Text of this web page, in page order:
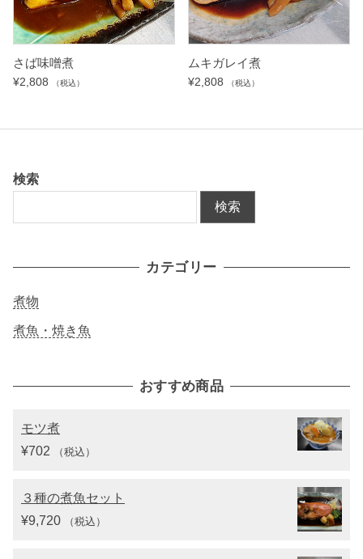
さば味噌煮
¥2,808 （税込）
ムキガレイ煮
¥2,808 （税込）
検索
検索
カテゴリー
煮物
煮魚・焼き魚
おすすめ商品
モツ煮
¥702 （税込）
３種の煮魚セット
¥9,720 （税込）